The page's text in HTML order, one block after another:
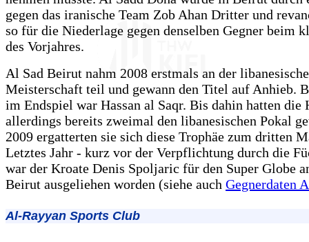
gegen das iranische Team Zob Ahan Dritter und
so für die Niederlage gegen denselben Gegner beim
des Vorjahres.
Al Sad Beirut nahm 2008 erstmals an der
Meisterschaft teil und gewann den Titel auf Anhieb.
im Endspiel war Hassan al Saqr. Bis dahin hatten die
allerdings bereits zweimal den libanesischen Pokal
2009 ergatterten sie sich diese Trophäe zum dritten
Letztes Jahr - kurz vor der Verpflichtung durch die
war der Kroate Denis Spoljaric für den Super Globe
Beirut ausgeliehen worden (siehe auch Gegnerdaten
Al-Rayyan Sports Club